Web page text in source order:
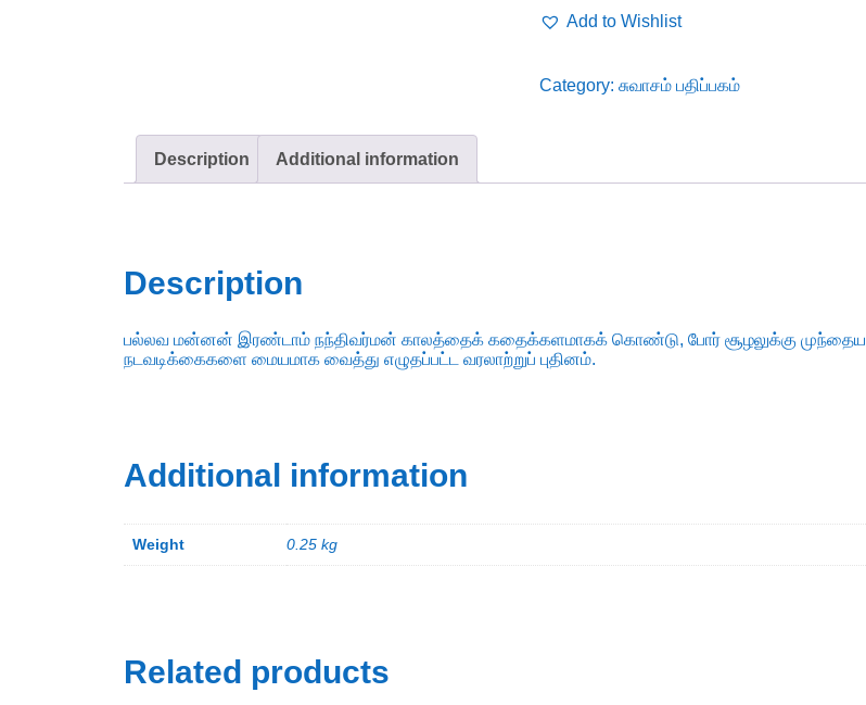
Add to Wishlist
Category: சுவாசம் பதிப்பகம்
Description Additional information
Description
பல்லவ மன்னன் இரண்டாம் நந்திவர்மன் காலத்தைக் கதைக்களமாகக் கொண்டு, போர் சூழலுக்கு முந்தைய
நடவடிக்கைகளை மையமாக வைத்து எழுதப்பட்ட வரலாற்றுப் புதினம்.
Additional information
Weight 0.25 kg
Related products